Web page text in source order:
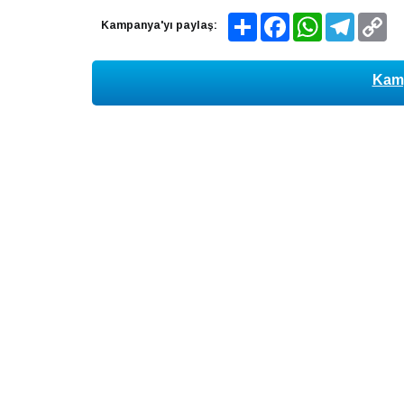
Kampanya'yı paylaş: Share FacebookWhatsAppTelegram